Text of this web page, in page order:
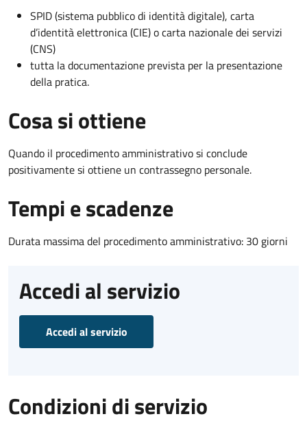
SPID (sistema pubblico di identità digitale), carta
d’identità elettronica (CIE) o carta nazionale dei servizi
(CNS)
tutta la documentazione prevista per la presentazione
della pratica.
Cosa si ottiene
Quando il procedimento amministrativo si conclude
positivamente si ottiene un contrassegno personale.
Tempi e scadenze
Durata massima del procedimento amministrativo: 30 giorni
Accedi al servizio
Accedi al servizio
Condizioni di servizio